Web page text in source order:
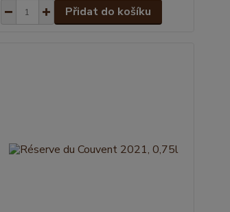
Přidat do košíku